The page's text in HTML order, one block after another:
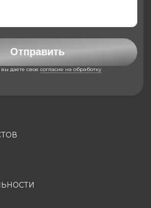
Отправить
даете свое согласие на обработку